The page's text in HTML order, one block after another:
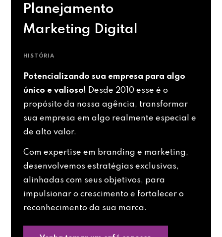
Planejamento
Marketing Digital
HISTÓRIA
Potencializando sua empresa para algo
único e valioso! Desde 2010 esse é o
propósito da nossa agência, transformar
sua empresa em algo realmente especial e
de alto valor.
Com expertise em branding e marketing,
desenvolvemos estratégias exclusivas,
alinhadas com seus objetivos, para
impulsionar o crescimento e fortalecer o
reconhecimento da sua marca.